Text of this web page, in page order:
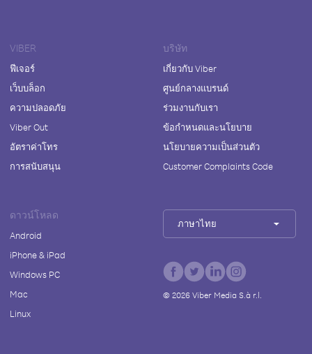
VIBER
ฟีเจอร์
เว็บบล็อก
ความปลอดภัย
Viber Out
อัตราค่าโทร
การสนับสนุน
บริษัท
เกี่ยวกับ Viber
ศูนย์กลางแบรนด์
ร่วมงานกับเรา
ข้อกำหนดและนโยบาย
นโยบายความเป็นส่วนตัว
Customer Complaints Code
ดาวน์โหลด
Android
iPhone & iPad
Windows PC
Mac
Linux
ภาษาไทย
© 2026Viber Media S.à r.l.